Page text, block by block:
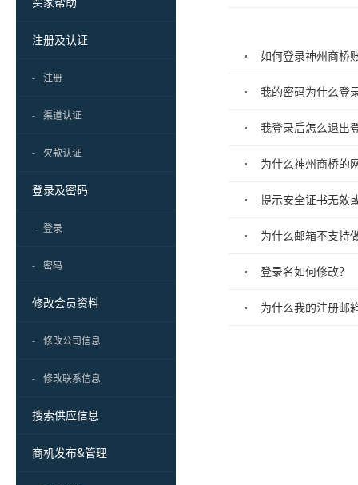
买家帮助
注册及认证
- 注册
- 渠道认证
- 欠款认证
登录及密码
- 登录
- 密码
修改会员资料
- 修改公司信息
- 修改联系信息
搜索供应信息
商机发布&管理
如何登录神州商桥
我的密码为什么登
我登录后怎么退出
为什么神州商桥的
提示安全证书无效
为什么邮箱不支持
登录名如何修改？
为什么我的注册邮